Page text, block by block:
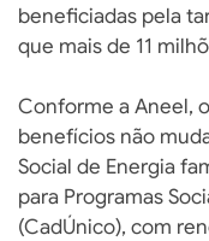
beneficiadas pela
que mais de 11
Conforme a Aneel,
benefícios não
Social de Energia
para Programas
(CadÚnico), com